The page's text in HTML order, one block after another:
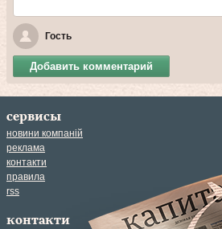
Гость
Добавить комментарий
сервисы
новини компаній
реклама
контакти
правила
rss
контакти